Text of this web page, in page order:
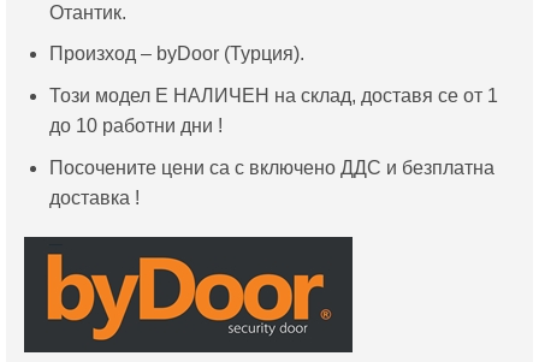
Отантик.
Произход – byDoor (Турция).
Този модел Е НАЛИЧЕН на склад, доставя се от 1
до 10 работни дни !
Посочените цени са с включено ДДС и безплатна
доставка !